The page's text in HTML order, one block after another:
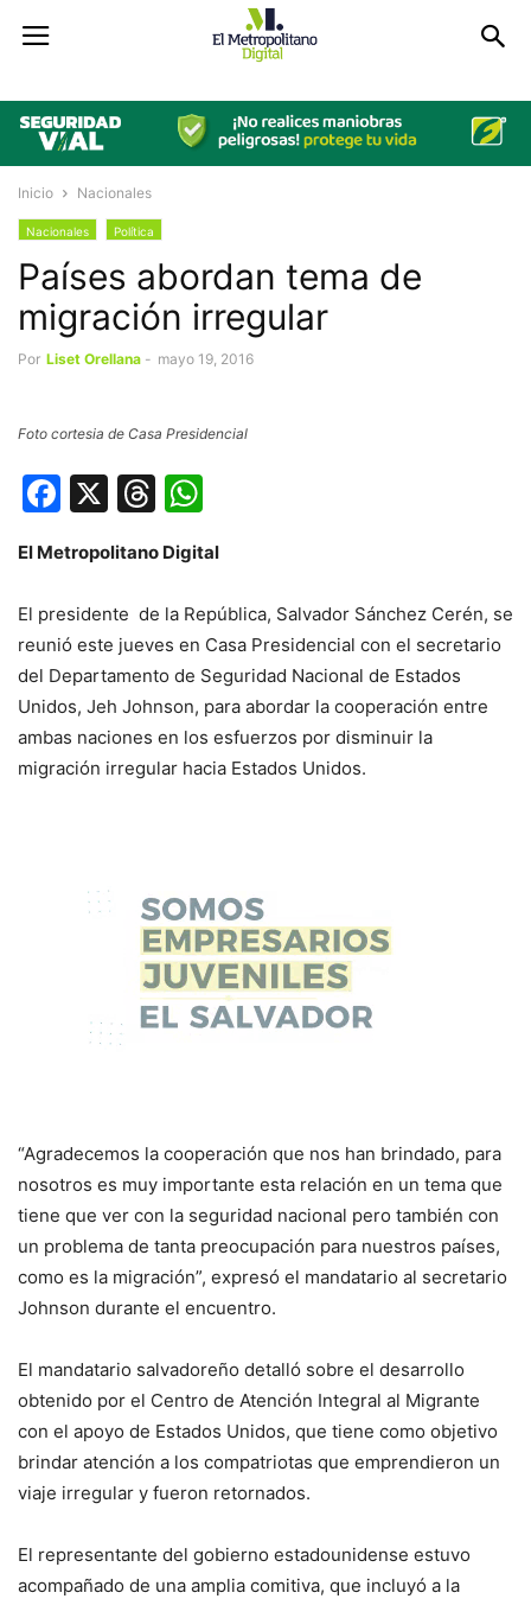
Inicio Nacionales
Nacionales Política
Países abordan tema de
migración irregular
Por Liset Orellana - mayo 19, 2016
Foto cortesia de Casa Presidencial
Facebook
X Threads
El Metropolitano Digital
El presidente de la República, Salvador Sánchez Cerén, se
reunió este jueves en Casa Presidencial con el secretario
del Departamento de Seguridad Nacional de Estados
Unidos, Jeh Johnson, para abordar la cooperación entre
ambas naciones en los esfuerzos por disminuir la
migración irregular hacia Estados Unidos.
“Agradecemos la cooperación que nos han brindado, para
nosotros es muy importante esta relación en un tema que
tiene que ver con la seguridad nacional pero también con
un problema de tanta preocupación para nuestros países,
como es la migración”, expresó el mandatario al secretario
Johnson durante el encuentro.
El mandatario salvadoreño detalló sobre el desarrollo
obtenido por el Centro de Atención Integral al Migrante
con el apoyo de Estados Unidos, que tiene como objetivo
brindar atención a los compatriotas que emprendieron un
viaje irregular y fueron retornados.
El representante del gobierno estadounidense estuvo
acompañado de una amplia comitiva, que incluyó a la